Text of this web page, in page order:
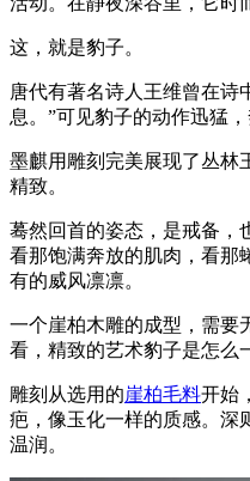
这，就是豹子。
唐代有著名诗人王维曾在诗
息。”可见豹子的动作迅猛，
墨麒用雕刻完美展现了丛林
精致。
蓦然回首的姿态，是戒备，
看那饱满奔放的肌肉，看那
有的威风凛凛。
一个崖柏木雕的成型，需要
看，精致的艺术豹子是怎么
雕刻从选用的崖柏毛料开始
疤，像玉化一样的质感。深
温润。